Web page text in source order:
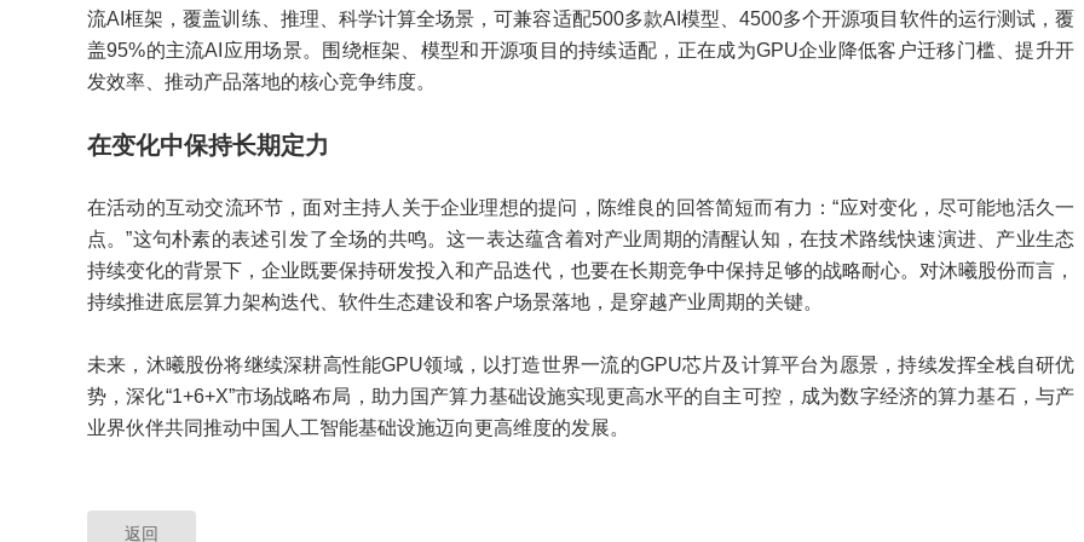
流AI框架，覆盖训练、推理、科学计算全场景，可兼容适配500多款AI模型、4500多个开源项目软件的运行测试，覆
盖95%的主流AI应用场景。围绕框架、模型和开源项目的持续适配，正在成为GPU企业降低客户迁移门槛、提升开
发效率、推动产品落地的核心竞争纬度。
在变化中保持长期定力
在活动的互动交流环节，面对主持人关于企业理想的提问，陈维良的回答简短而有力：“应对变化，尽可能地活久一
点。”这句朴素的表述引发了全场的共鸣。这一表达蕴含着对产业周期的清醒认知，在技术路线快速演进、产业生态
持续变化的背景下，企业既要保持研发投入和产品迭代，也要在长期竞争中保持足够的战略耐心。对沐曦股份而言，
持续推进底层算力架构迭代、软件生态建设和客户场景落地，是穿越产业周期的关键。
未来，沐曦股份将继续深耕高性能GPU领域，以打造世界一流的GPU芯片及计算平台为愿景，持续发挥全栈自研优
势，深化“1+6+X”市场战略布局，助力国产算力基础设施实现更高水平的自主可控，成为数字经济的算力基石，与产
业界伙伴共同推动中国人工智能基础设施迈向更高维度的发展。
返回